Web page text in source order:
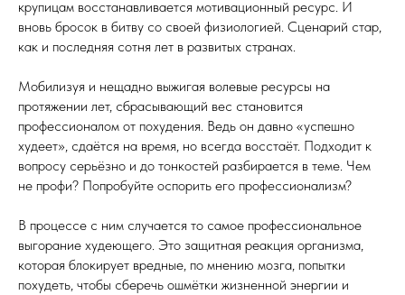
крупицам восстанавливается мотивационный ресурс. И
вновь бросок в битву со своей физиологией. Сценарий стар,
как и последняя сотня лет в развитых странах.
Мобилизуя и нещадно выжигая волевые ресурсы на
протяжении лет, сбрасывающий вес становится
профессионалом от похудения. Ведь он давно «успешно
худеет», сдаётся на время, но всегда восстаёт. Подходит к
вопросу серьёзно и до тонкостей разбирается в теме. Чем
не профи? Попробуйте оспорить его профессионализм?
В процессе с ним случается то самое профессиональное
выгорание худеющего. Это защитная реакция организма,
которая блокирует вредные, по мнению мозга, попытки
похудеть, чтобы сберечь ошмётки жизненной энергии и